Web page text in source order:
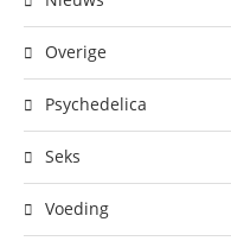
Overige
Psychedelica
Seks
Voeding